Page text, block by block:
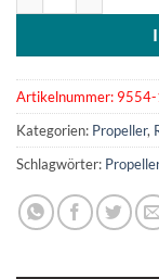
Artikelnummer:
Kategorien: Propeller,
Schlagwörter: Propeller